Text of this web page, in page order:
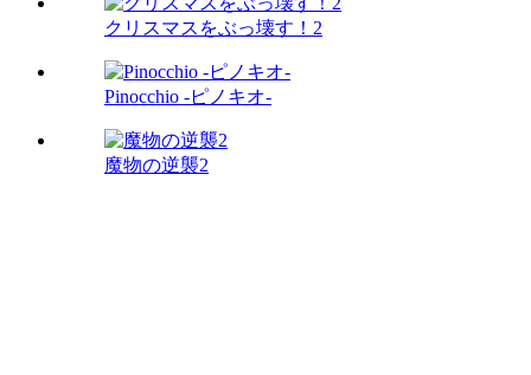
クリスマスをぶっ壊す！2
Pinocchio -ピノキオ-
魔物の逆襲2